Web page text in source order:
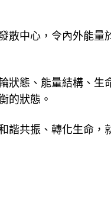
散中心，令內外能量
狀態、能量結構、生
的狀態。
諧共振、轉化生命，